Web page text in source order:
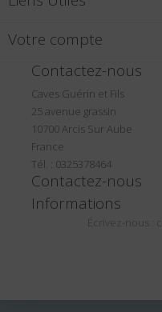
Votre compte
Contactez-nous
Caves Guérin et Fils
25 avenue grassin
10700 Arcis Sur Aube
France
Tél. : 0325378464
Contactez-nous
Informations
Écrivez-nous :